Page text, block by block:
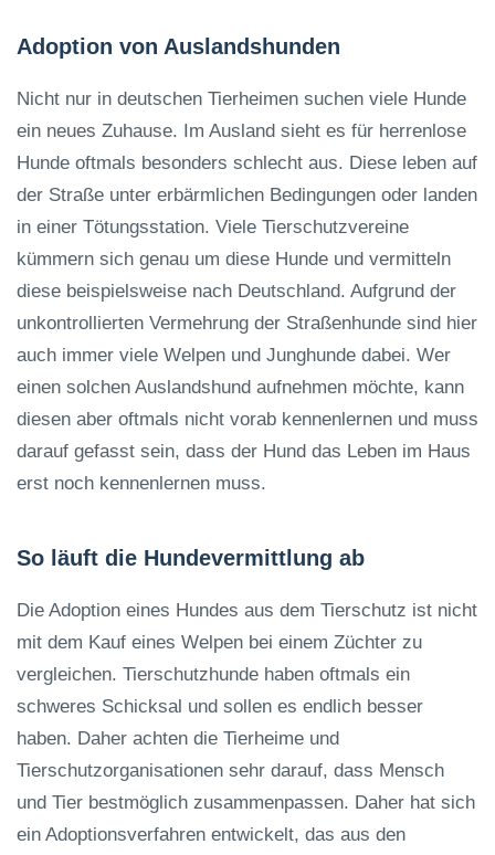
Adoption von Auslandshunden
Nicht nur in deutschen Tierheimen suchen viele Hunde
ein neues Zuhause. Im Ausland sieht es für herrenlose
Hunde oftmals besonders schlecht aus. Diese leben auf
der Straße unter erbärmlichen Bedingungen oder landen
in einer Tötungsstation. Viele Tierschutzvereine
kümmern sich genau um diese Hunde und vermitteln
diese beispielsweise nach Deutschland. Aufgrund der
unkontrollierten Vermehrung der Straßenhunde sind hier
auch immer viele Welpen und Junghunde dabei. Wer
einen solchen Auslandshund aufnehmen möchte, kann
diesen aber oftmals nicht vorab kennenlernen und muss
darauf gefasst sein, dass der Hund das Leben im Haus
erst noch kennenlernen muss.
So läuft die Hundevermittlung ab
Die Adoption eines Hundes aus dem Tierschutz ist nicht
mit dem Kauf eines Welpen bei einem Züchter zu
vergleichen. Tierschutzhunde haben oftmals ein
schweres Schicksal und sollen es endlich besser
haben. Daher achten die Tierheime und
Tierschutzorganisationen sehr darauf, dass Mensch
und Tier bestmöglich zusammenpassen. Daher hat sich
ein Adoptionsverfahren entwickelt, das aus den